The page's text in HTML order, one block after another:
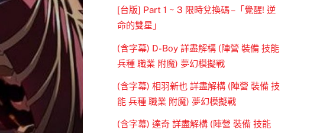
[台版] Part 1 ~ 3 限時兌換碼 –「覺醒! 逆
命的雙星」
(含字幕) D-Boy 詳盡解構 (陣營 裝備 技能
兵種 職業 附魔) 夢幻模擬戰
(含字幕) 相羽新也 詳盡解構 (陣營 裝備 技
能 兵種 職業 附魔) 夢幻模擬戰
(含字幕) 達奇 詳盡解構 (陣營 裝備 技能